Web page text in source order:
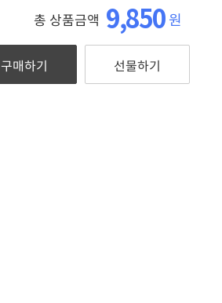
총 상품금액 9,850원
구매하기 선물하기